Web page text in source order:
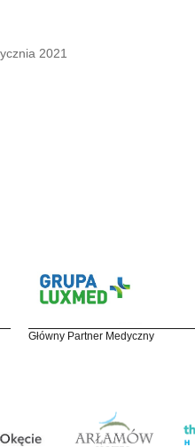
2021
Główny Partner Medyczny